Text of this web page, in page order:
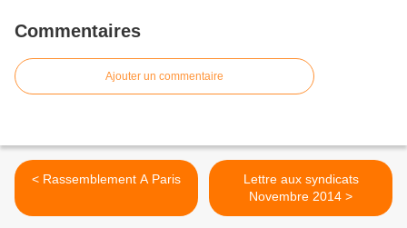
Commentaires
Ajouter un commentaire
< Rassemblement A Paris
Lettre aux syndicats
Novembre 2014 >